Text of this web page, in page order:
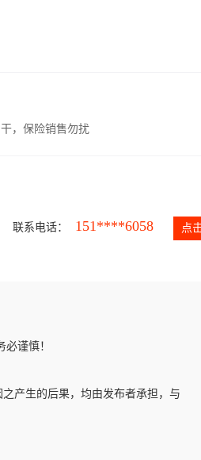
，保险销售勿扰
联系电话： 151****6058 点
谨慎！
产生的后果，均由发布者承担，与